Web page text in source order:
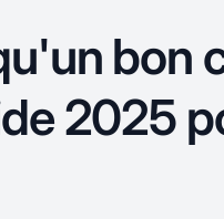
bon
2025